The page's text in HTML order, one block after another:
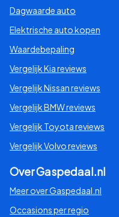
Dagwaarde auto
Elektrische auto kopen
Waardebepaling
Vergelijk Kia reviews
Vergelijk Nissan reviews
Vergelijk BMW reviews
Vergelijk Toyota reviews
Vergelijk Volvo reviews
Over Gaspedaal.nl
Meer over Gaspedaal.nl
Occasions per regio